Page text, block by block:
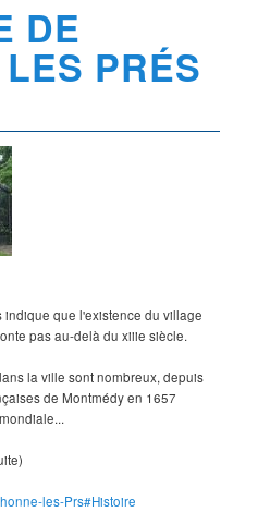
DE
PRÉS
que l'existence du village
pas au-delà du xiiie siècle.
la ville sont nombreux, depuis
de Montmédy en 1657
les-Prs#Histoire